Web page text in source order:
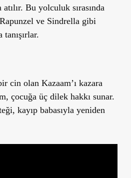
Bu yolculuk sırasında
Rapunzel ve Sindrella gibi
cin olan Kazaam’ı kazara
çocuğa üç dilek hakkı sunar.
kayıp babasıyla yeniden